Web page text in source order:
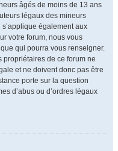
âgés de moins de 13 ans
légaux des mineurs
également aux
votre forum, nous vous
qui pourra vous renseigner.
propriétaires de ce forum ne
et ne doivent donc pas être
porte sur la question
d’abus ou d’ordres légaux